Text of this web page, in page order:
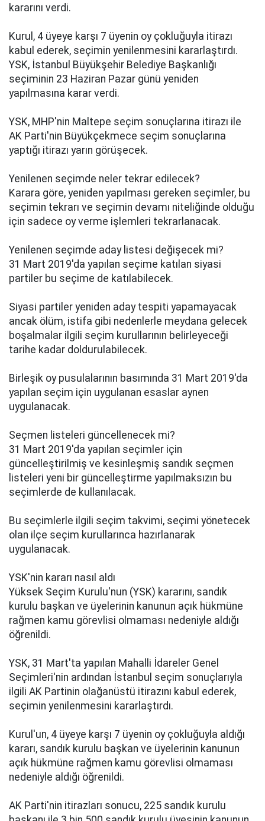
kararını verdi.
Kurul, 4 üyeye karşı 7 üyenin oy çokluğuyla itirazı
kabul ederek, seçimin yenilenmesini kararlaştırdı.
YSK, İstanbul Büyükşehir Belediye Başkanlığı
seçiminin 23 Haziran Pazar günü yeniden
yapılmasına karar verdi.
YSK, MHP'nin Maltepe seçim sonuçlarına itirazı ile
AK Parti'nin Büyükçekmece seçim sonuçlarına
yaptığı itirazı yarın görüşecek.
Yenilenen seçimde neler tekrar edilecek?
Karara göre, yeniden yapılması gereken seçimler, bu
seçimin tekrarı ve seçimin devamı niteliğinde olduğu
için sadece oy verme işlemleri tekrarlanacak.
Yenilenen seçimde aday listesi değişecek mi?
31 Mart 2019'da yapılan seçime katılan siyasi
partiler bu seçime de katılabilecek.
Siyasi partiler yeniden aday tespiti yapamayacak
ancak ölüm, istifa gibi nedenlerle meydana gelecek
boşalmalar ilgili seçim kurullarının belirleyeceği
tarihe kadar doldurulabilecek.
Birleşik oy pusulalarının basımında 31 Mart 2019'da
yapılan seçim için uygulanan esaslar aynen
uygulanacak.
Seçmen listeleri güncellenecek mi?
31 Mart 2019'da yapılan seçimler için
güncelleştirilmiş ve kesinleşmiş sandık seçmen
listeleri yeni bir güncelleştirme yapılmaksızın bu
seçimlerde de kullanılacak.
Bu seçimlerle ilgili seçim takvimi, seçimi yönetecek
olan ilçe seçim kurullarınca hazırlanarak
uygulanacak.
YSK'nin kararı nasıl aldı
Yüksek Seçim Kurulu'nun (YSK) kararını, sandık
kurulu başkan ve üyelerinin kanunun açık hükmüne
rağmen kamu görevlisi olmaması nedeniyle aldığı
öğrenildi.
YSK, 31 Mart'ta yapılan Mahalli İdareler Genel
Seçimleri'nin ardından İstanbul seçim sonuçlarıyla
ilgili AK Partinin olağanüstü itirazını kabul ederek,
seçimin yenilenmesini kararlaştırdı.
Kurul'un, 4 üyeye karşı 7 üyenin oy çokluğuyla aldığı
kararı, sandık kurulu başkan ve üyelerinin kanunun
açık hükmüne rağmen kamu görevlisi olmaması
nedeniyle aldığı öğrenildi.
AK Parti'nin itirazları sonucu, 225 sandık kurulu